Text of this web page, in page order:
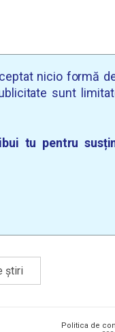
nicio formă
sunt
tu pentru
știri
Politica de